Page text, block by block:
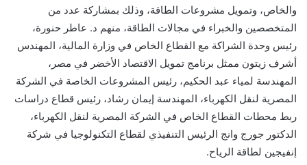
والخاص، وتمويل مشروعات الطاقة، وذلك بمشاركة عدد من
المتخصصين والخبراء في مجالات الطاقة، منهم د. عاطر حنورة،
رئيس وحدة الشراكة مع القطاع الخاص في وزارة المالية، المهندس
أشرف زيتون ممثل برنامج تمويل الاقتصاد الأخضر في مصر،
المهندسة لمياء عبد الحكيم، رئيس المشروعات الخاصة في الشركة
المصرية لنقل الكهرباء، المهندسة إيمان رشاد، رئيس قطاع دراسات
ربط محطات القطاع الخاص في الشركة المصرية لنقل الكهرباء،
الدكتور جورج وانج الرئيس التنفيذي لقطاع التكنولوجيا في شركة
إنفيجين لطاقة الرياح.